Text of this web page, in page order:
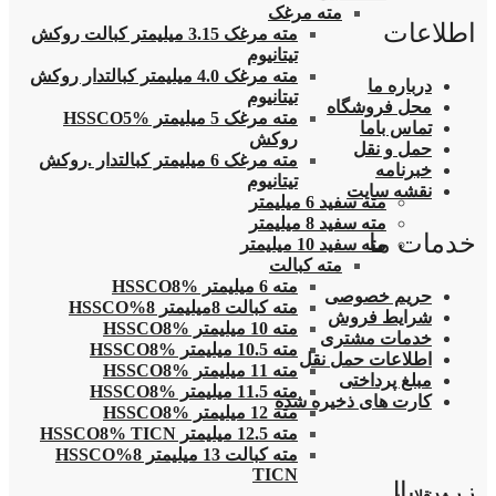
مته مرغک
مته مرغک 3.15 میلیمتر کبالت روکش
تیتانیوم
مته مرغک 4.0 میلیمتر کبالتدار روکش
تیتانیوم
مته مرغک 5 میلیمتر HSSCO5%
روکش
مته مرغک 6 میلیمتر کبالتدار .روکش
تیتانیوم
مته سفید 6 میلیمتر
مته سفید 8 میلیمتر
مته سفید 10 میلیمتر
مته کبالت
مته 6 میلیمتر HSSCO8%
مته کبالت 8میلیمتر 8%HSSCO
مته 10 میلیمتر HSSCO8%
مته 10.5 میلیمتر HSSCO8%
مته 11 میلیمتر HSSCO8%
مته 11.5 میلیمتر HSSCO8%
مته 12 میلیمتر HSSCO8%
مته 12.5 میلیمتر HSSCO8% TICN
مته کبالت 13 میلیمتر 8%HSSCO
TICN
اطلاعات
درباره ما
محل فروشگاه
تماس باما
حمل و نقل
خبرنامه
نقشه سایت
خدمات ما
حریم خصوصی
شرایط فروش
خدمات مشتری
اطلاعات حمل نقل
مبلغ پرداختی
کارت های ذخیره شده